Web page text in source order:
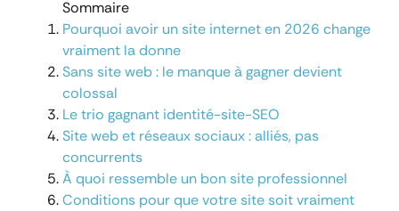
Sommaire
Pourquoi avoir un site internet en 2026 change
vraiment la donne
Sans site web : le manque à gagner devient
colossal
Le trio gagnant identité-site-SEO
Site web et réseaux sociaux : alliés, pas
concurrents
À quoi ressemble un bon site professionnel
Conditions pour que votre site soit vraiment